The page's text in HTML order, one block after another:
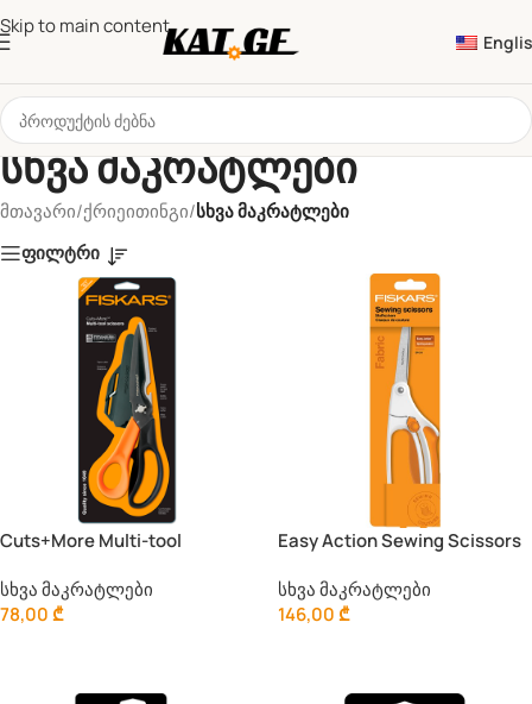
Skip to main content
სხვა მაკრატლები
მთავარი/ქრიეითინგი/სხვა მაკრატლები
ფილტრი
Cuts+More Multi-tool
სხვა მაკრატლები
78,00₾
Easy Action Sewing Scissors
სხვა მაკრატლები
146,00₾